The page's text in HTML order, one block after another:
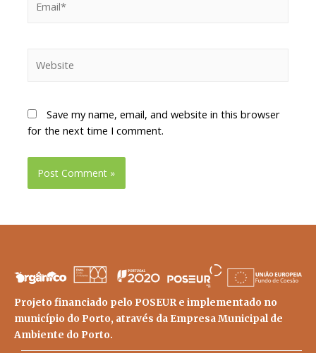
Save my name, email, and website in this browser
for the next time I comment.
Projeto financiado pelo POSEUR e implementado no
município do Porto, através da Empresa Municipal de
Ambiente do Porto.